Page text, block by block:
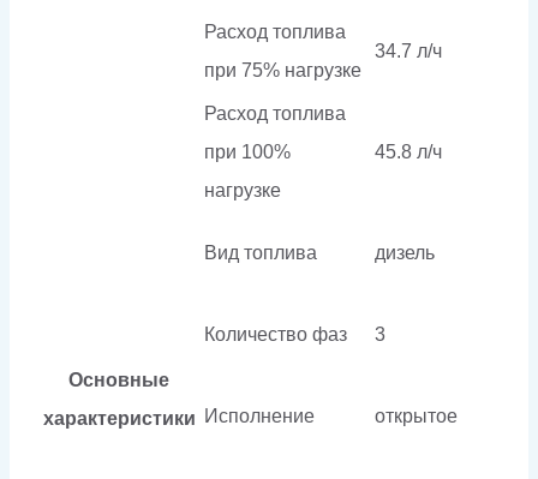
Основные
характеристики
Расход топлива
при 75% нагрузке
34.7 л/ч
Расход топлива
при 100%
нагрузке
45.8 л/ч
Вид топлива дизель
Количество фаз 3
Исполнение открытое